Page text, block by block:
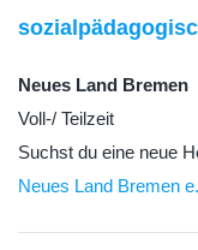
Neues Land Bremen
Voll-/ Teilzeit
Suchst du eine neue
Neues Land Bremen